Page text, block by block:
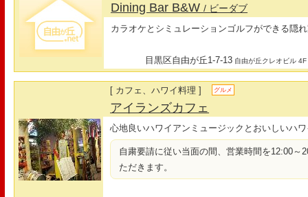
Dining Bar B&W/ ビーダブ
カラオケとシミュレーションゴルフができる隠
目黒区自由が丘1-7-13 自由が丘クレオビル 4F
[ カフェ、ハワイ料理 ] グルメ
アイランズカフェ
心地良いハワイアンミュージックとおいしいハ
自粛要請に従い当面の間、営業時間を12:00～
ただきます。